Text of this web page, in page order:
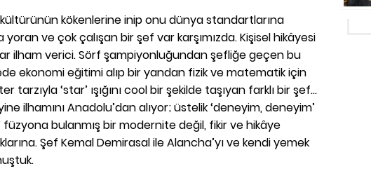
kökenlerine inip onu dünya standartlarına
yoran ve çok çalışan bir şef var karşımızda. Kişisel hikâyesi
ilham verici. Sörf şampiyonluğundan şefliğe geçen bu
ekonomi eğitimi alıp bir yandan fizik ve matematik için
tarzıyla ‘star’ ışığını cool bir şekilde taşıyan farklı bir şef…
ilhamını Anadolu’dan alıyor; üstelik ‘deneyim, deneyim’
füzyona bulanmış bir modernite değil, fikir ve hikâye
Şef Kemal Demirasal ile Alancha’yı ve kendi yemek